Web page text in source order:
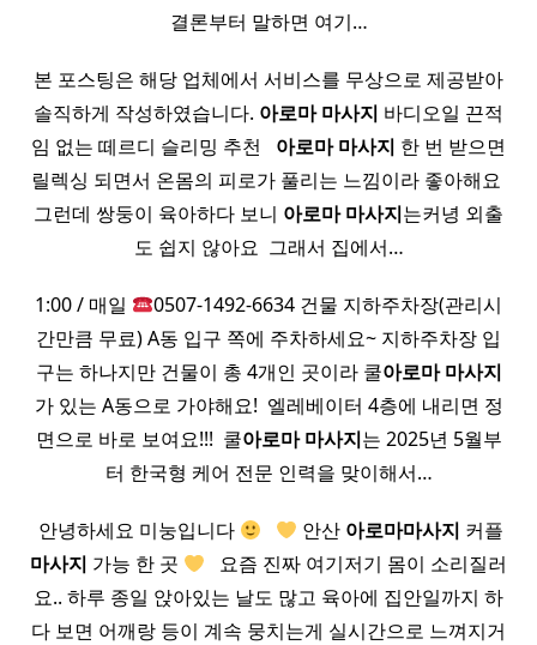
결론부터 말하면 여기…
본 포스팅은 해당 업체에서 서비스를 무상으로 제공받아
솔직하게 작성하였습니다. 아로마 마사지 바디오일 끈적
임 없는 떼르디 슬리밍 추천 ​ ​ 아로마 마사지 한 번 받으면
릴렉싱 되면서 온몸의 피로가 풀리는 느낌이라 좋아해요 ​
그런데 쌍둥이 육아하다 보니 아로마 마사지는커녕 외출
도 쉽지 않아요 ​ 그래서 집에서…
1:00 / 매일
0507-1492-6634 건물 지하주차장(관리시
간만큼 무료) A동 입구 쪽에 주차하세요~ 지하주차장 입
구는 하나지만 건물이 총 4개인 곳이라 쿨아로마 마사지
가 있는 A동으로 가야해요! ​ 엘레베이터 4층에 내리면 정
면으로 바로 보여요!!! ​ 쿨아로마 마사지는 2025년 5월부
터 한국형 케어 전문 인력을 맞이해서…
​ 안녕하세요 미눙입니다 안산 아로마마사지 커플
마사지 가능 한 곳
​ ​ 요즘 진짜 여기저기 몸이 소리질러
요.. 하루 종일 앉아있는 날도 많고 육아에 집안일까지 하
다 보면 어깨랑 등이 계속 뭉치는게 실시간으로 느껴지거